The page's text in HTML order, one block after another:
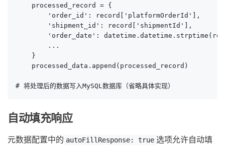
    processed_record = {
        'order_id': record['platformOrderId'],
        'shipment_id': record['shipmentId'],
'order_date':
        ...
    }
    processed_data.append(processed_record)
# 将处理后的数据写入MySQL数据库（省略具体实现）
自动填充响应
元数据配置中的 autoFillResponse: true 选项允许自动填